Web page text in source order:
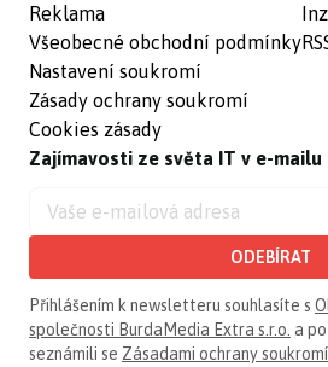
Reklama
Všeobecné obchodní podmínky
Nastavení soukromí
Zásady ochrany soukromí
Cookies zásady
Zajímavosti ze světa IT v e-mailu
ODEBÍRAT
Přihlášením k newsletteru souhlasíte s
společnosti BurdaMedia Extra s.r.o. a
seznámili se Zásadami ochrany